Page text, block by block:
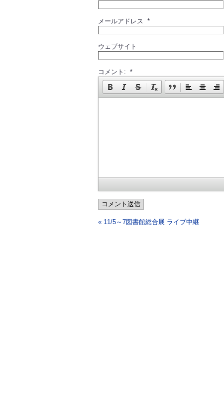
メールアドレス *
ウェブサイト
コメント: *
コメント送信
« 11/5～7図書館総合展 ライブ中継